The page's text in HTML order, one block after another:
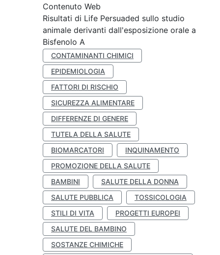
Contenuto Web
Risultati di Life Persuaded sullo studio
animale derivanti dall'esposizione orale a
Bisfenolo A
CONTAMINANTI CHIMICI
EPIDEMIOLOGIA
FATTORI DI RISCHIO
SICUREZZA ALIMENTARE
DIFFERENZE DI GENERE
TUTELA DELLA SALUTE
BIOMARCATORI
INQUINAMENTO
PROMOZIONE DELLA SALUTE
BAMBINI
SALUTE DELLA DONNA
SALUTE PUBBLICA
TOSSICOLOGIA
STILI DI VITA
PROGETTI EUROPEI
SALUTE DEL BAMBINO
SOSTANZE CHIMICHE